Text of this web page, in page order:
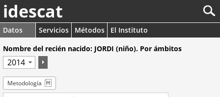
idescat
Datos Servicios Métodos
El Instituto
Nombre del recién nacido: JORDI (niño). Por ámbitos
Metodología